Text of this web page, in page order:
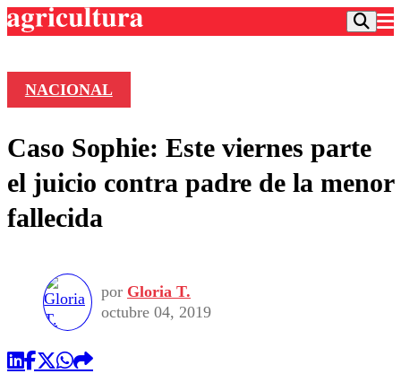
Frecuencias
Agricultura TV
Deportes
Colo Colo
Seleccion Chilena
Torneo Internacional
Economía
Internacional
Publicaciones en medios
Opinión
NACIONAL
Caso Sophie: Este viernes parte
el juicio contra padre de la menor
fallecida
por Gloria T.
octubre 04, 2019